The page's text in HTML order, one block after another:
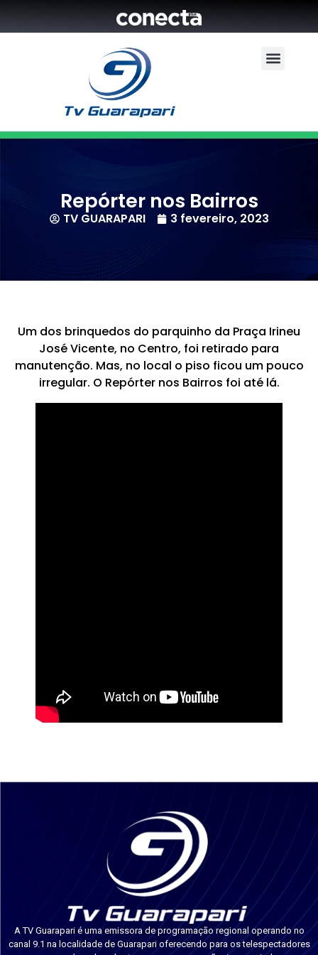
Repórter nos Bairros
TV GUARAPARI 3 fevereiro, 2023
Um dos brinquedos do parquinho da Praça Irineu
José Vicente, no Centro, foi retirado para
manutenção. Mas, no local o piso ficou um pouco
irregular. O Repórter nos Bairros foi até lá.
A TV Guarapari é uma emissora de programação regional operando no
canal 9.1 na localidade de Guarapari oferecendo para os telespectadores